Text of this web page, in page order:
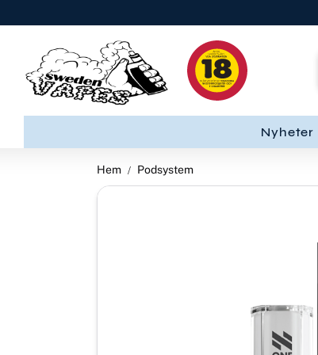
Nyheter
Hem Podsystem